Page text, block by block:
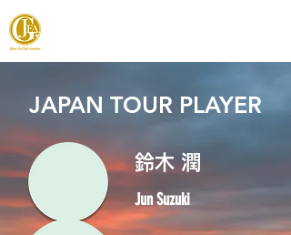
JAPAN TOUR PLAYER
鈴木 潤
Jun Suzuki